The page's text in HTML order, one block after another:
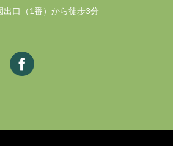
出口（1番）から徒歩3分